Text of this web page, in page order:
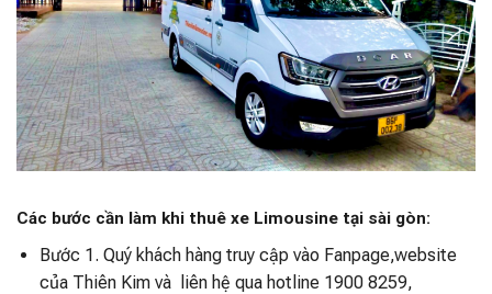
Các bước cần làm khi thuê xe Limousine tại sài gòn:
Bước 1. Quý khách hàng truy cập vào Fanpage,website
của Thiên Kim và liên hệ qua hotline 1900 8259,